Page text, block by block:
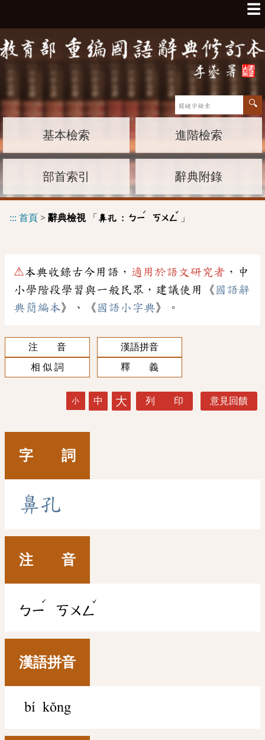
☰
基本檢索 進階檢索
部首索引 辭典附錄
::: 首頁 > 辭典檢視「 鼻孔 : ㄅㄧ
ˊ
ㄎㄨㄥ
ˇ
」
⚠本典收錄古今用語， 適用於語文研究者 ，中
小學階段學習與一般民眾，建議使用《 國語辭
典簡編本》、《 國語小字典》。
注 音
漢語拼音
相 似 詞
釋 義
小 中 大 列 印 意見回饋
字 詞
鼻孔
注 音
ㄅㄧ
ˊ
ㄎㄨㄥ
ˇ
漢語拼音
bí kǒng